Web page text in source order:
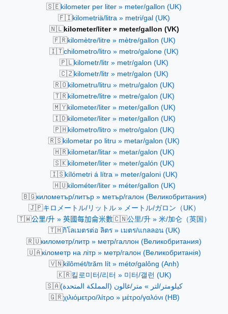
🇸🇪kilometer per liter » meter/gallon (UK)
🇫🇮kilometriä/litra » metri/gal (UK)
🇳🇱kilometer/liter » meter/gallon (VK)
🇫🇷kilomètre/litre » mètre/gallon (UK)
🇮🇹chilometro/litro » metro/galone (UK)
🇵🇱kilometr/litr » metr/galon (UK)
🇨🇿kilometr/litr » metr/galon (UK)
🇷🇴kilometru/litru » metru/galon (UK)
🇹🇷kilometre/litre » metre/galon (UK)
🇲🇾kilometer/liter » meter/gallon (UK)
🇮🇩kilometer/liter » meter/gallon (UK)
🇵🇭kilometro/litro » metro/galon (UK)
🇷🇸kilometar po litru » metar/galon (UK)
🇭🇷kilometar/litar » metar/galon (UK)
🇸🇰kilometer/liter » meter/galón (UK)
🇮🇸kílómetri á lítra » meter/galoni (UK)
🇭🇺kilométer/liter » méter/gallon (UK)
🇧🇬километър/литър » метър/галон (Великобритания)
🇯🇵キロメートル/リットル » メートル/ガロン（UK）
🇹🇼公里/升 » 英國每加侖米數🇨🇳公里/升 » 米/加仑（英国）
🇹🇭กิโลเมตรต่อ ลิตร » เมตร/แกลลอน (UK)
🇷🇺километр/литр » метр/галлон (Великобритания)
🇺🇦кілометр на літр » метр/галон (Великобританія)
🇻🇳kilômét/trăm lít » métơ/galông (Anh)
🇰🇷킬로미터/리터 » 미터/갤런 (UK)
🇸🇦كيلومتر/لتر » متر/غالون (المملكة المتحدة)
🇬🇷χιλιόμετρο/λίτρο » μέτρο/γαλόνι (ΗΒ)